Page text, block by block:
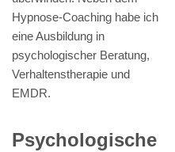
Hypnose-Coaching habe ich
eine Ausbildung in
psychologischer Beratung,
Verhaltenstherapie und
EMDR.
Psychologische